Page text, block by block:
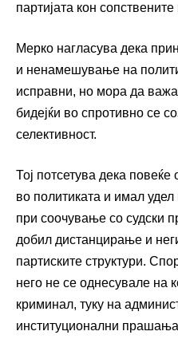
партијата кон сопствените
Мерко нагласува дека
и ненамешување на
исправни, но мора да
бидејќи во спротивно се
селективност.
Тој потсетува дека
во политиката и имал
при соочување со судски
добил дистанцирање и
партиските структури.
него не се однесувале на
криминал, туку на
институционални